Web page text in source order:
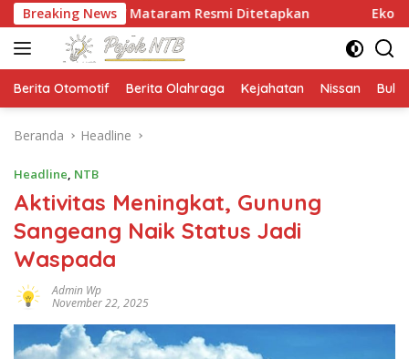
Langsung
ke
konten
Breaking News
Mataram Resmi Ditetapkan Ekonomi NTB
Berita Otomotif Berita Olahraga Kejahatan Nissan
Beranda Headline
Headline, NTB
Aktivitas Meningkat, Gunung
Sangeang Naik Status Jadi
Waspada
Admin Wp
November 22, 2025